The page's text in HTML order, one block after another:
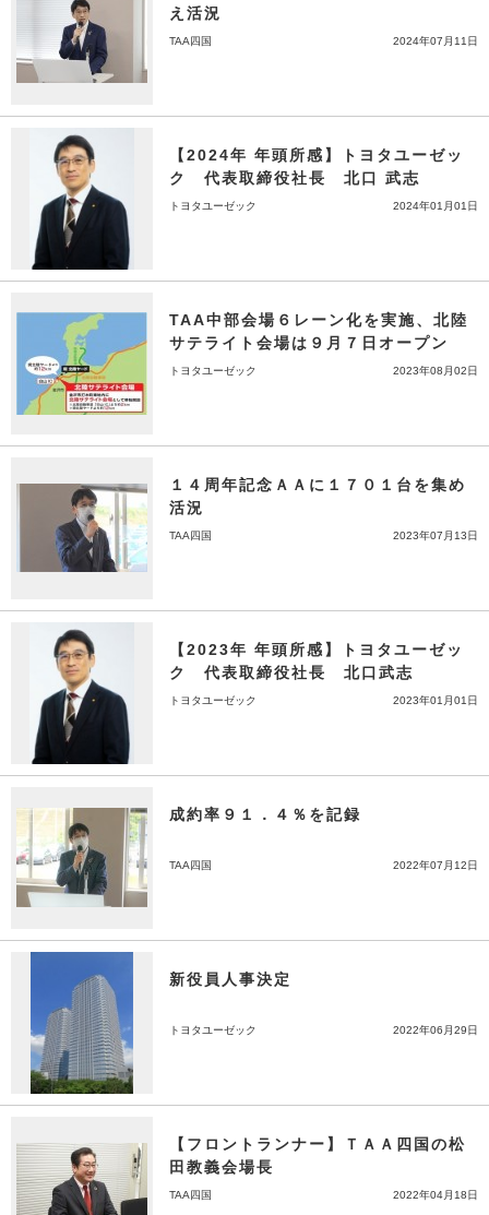
え活況
TAA四国 2024年07月11日
【2024年 年頭所感】トヨタユーゼッ
ク 代表取締役社長 北口 武志
トヨタユーゼック 2024年01月01日
TAA中部会場６レーン化を実施、北陸
サテライト会場は９月７日オープン
トヨタユーゼック 2023年08月02日
１４周年記念ＡＡに１７０１台を集め
活況
TAA四国 2023年07月13日
【2023年 年頭所感】トヨタユーゼッ
ク 代表取締役社長 北口武志
トヨタユーゼック 2023年01月01日
成約率９１．４％を記録
TAA四国 2022年07月12日
新役員人事決定
トヨタユーゼック 2022年06月29日
【フロントランナー】ＴＡＡ四国の松
田教義会場長
TAA四国 2022年04月18日